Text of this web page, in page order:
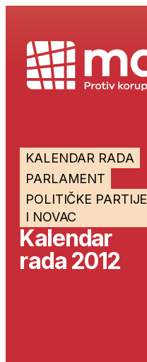
KALENDAR RADA
PARLAMENT
POLITIČKE PARTIJE
I NOVAC
Kalendar
rada 2012